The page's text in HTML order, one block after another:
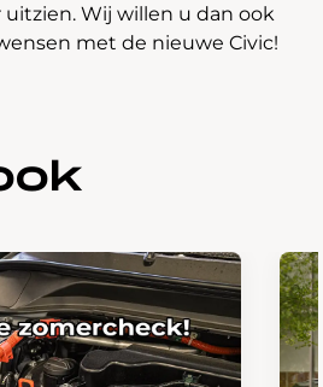
Wij willen u dan ook
met de nieuwe Civic!